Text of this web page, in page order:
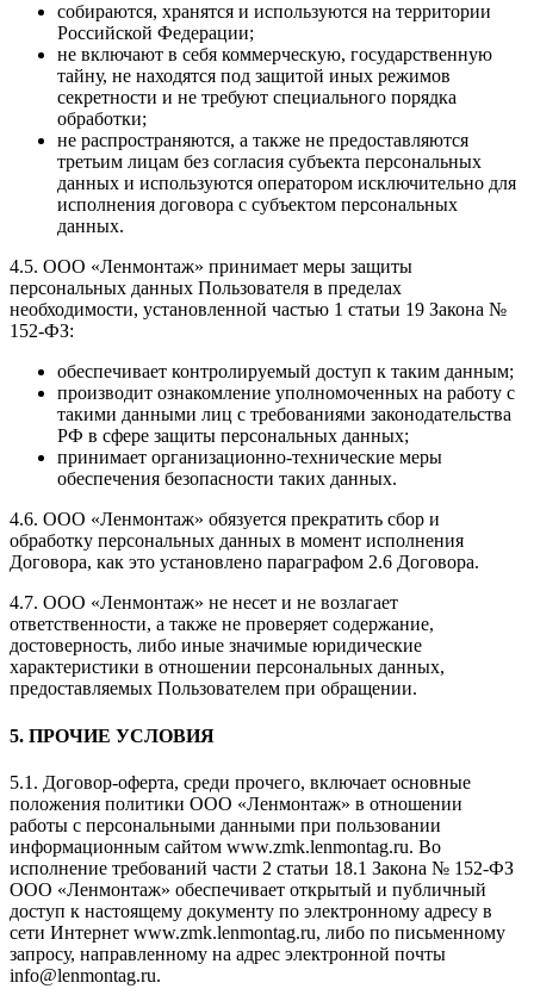
собираются, хранятся и используются на территории
Российской Федерации;
не включают в себя коммерческую, государственную
тайну, не находятся под защитой иных режимов
секретности и не требуют специального порядка
обработки;
не распространяются, а также не предоставляются
третьим лицам без согласия субъекта персональных
данных и используются оператором исключительно для
исполнения договора с субъектом персональных
данных.
4.5. ООО «Ленмонтаж» принимает меры защиты
персональных данных Пользователя в пределах
необходимости, установленной частью 1 статьи 19 Закона №
152-ФЗ:
обеспечивает контролируемый доступ к таким данным;
производит ознакомление уполномоченных на работу с
такими данными лиц с требованиями законодательства
РФ в сфере защиты персональных данных;
принимает организационно-технические меры
обеспечения безопасности таких данных.
4.6. ООО «Ленмонтаж» обязуется прекратить сбор и
обработку персональных данных в момент исполнения
Договора, как это установлено параграфом 2.6 Договора.
4.7. ООО «Ленмонтаж» не несет и не возлагает
ответственности, а также не проверяет содержание,
достоверность, либо иные значимые юридические
характеристики в отношении персональных данных,
предоставляемых Пользователем при обращении.
5. ПРОЧИЕ УСЛОВИЯ
5.1. Договор-оферта, среди прочего, включает основные
положения политики ООО «Ленмонтаж» в отношении
работы с персональными данными при пользовании
информационным сайтом www.zmk.lenmontag.ru. Во
исполнение требований части 2 статьи 18.1 Закона № 152-ФЗ
ООО «Ленмонтаж» обеспечивает открытый и публичный
доступ к настоящему документу по электронному адресу в
сети Интернет www.zmk.lenmontag.ru, либо по письменному
запросу, направленному на адрес электронной почты
info@lenmontag.ru.